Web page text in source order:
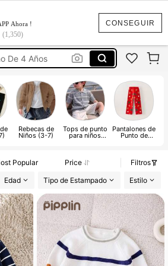
CONSEGUIR
Ahora !
(1,350)
Familia
De 4 Años
Familia
Rebecas de
Niños (3-7)
Tops de punto
para niños
Pantalones de
Punto de
Popular Price
Filtros
Edad Tipo de Estampado Estilo